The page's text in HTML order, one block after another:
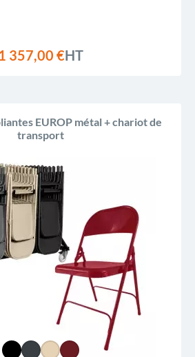
1 357,00 €HT
EUROP métal + chariot de
transport